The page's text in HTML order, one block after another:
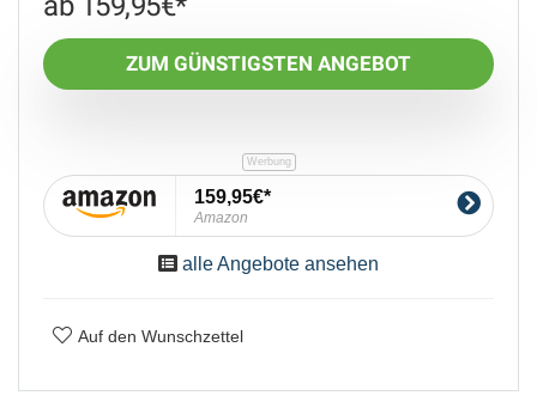
ZUM GÜNSTIGSTEN ANGEBOT
159,95€
Amazon
alle Angebote ansehen
Auf den Wunschzettel